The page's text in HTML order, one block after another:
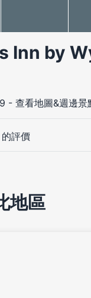
Inn by
- 查看地圖&週邊景
評價
地區